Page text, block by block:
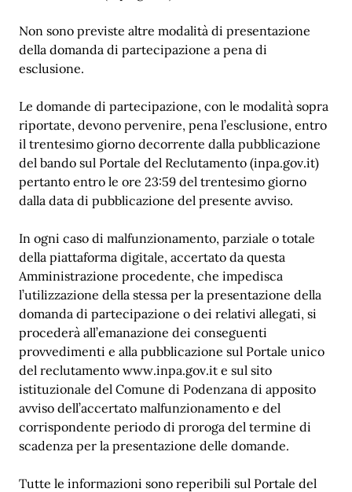
Non sono previste altre modalità di presentazione
della domanda di partecipazione a pena di
esclusione.
Le domande di partecipazione, con le modalità sopra
riportate, devono pervenire, pena l’esclusione, entro
il trentesimo giorno decorrente dalla pubblicazione
del bando sul Portale del Reclutamento (inpa.gov.it)
pertanto entro le ore 23:59 del trentesimo giorno
dalla data di pubblicazione del presente avviso.
In ogni caso di malfunzionamento, parziale o totale
della piattaforma digitale, accertato da questa
Amministrazione procedente, che impedisca
l’utilizzazione della stessa per la presentazione della
domanda di partecipazione o dei relativi allegati, si
procederà all’emanazione dei conseguenti
provvedimenti e alla pubblicazione sul Portale unico
del reclutamento www.inpa.gov.it e sul sito
istituzionale del Comune di Podenzana di apposito
avviso dell’accertato malfunzionamento e del
corrispondente periodo di proroga del termine di
scadenza per la presentazione delle domande.
Tutte le informazioni sono reperibili sul Portale del